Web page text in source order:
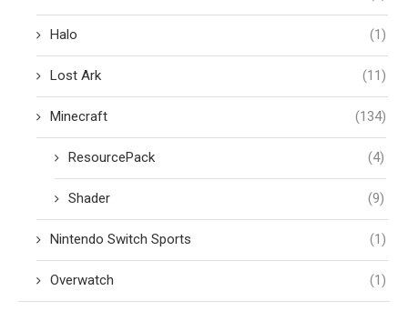
Halo (1)
Lost Ark (11)
Minecraft (134)
ResourcePack (4)
Shader (9)
Nintendo Switch Sports (1)
Overwatch (1)